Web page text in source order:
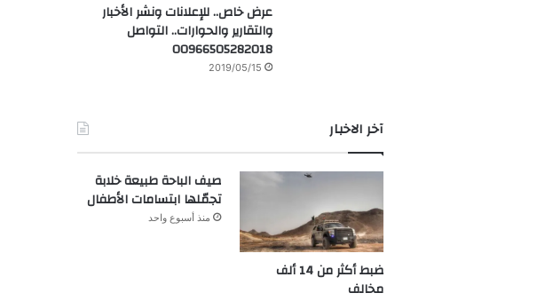
عرض خاص.. للإعلانات ونشر الأخبار
والتقارير والحوارات.. التواصل
00966505282018
2019/05/15
آخر الاخبار
ضبط أكثر من 14 ألف
مخالف
صيف الباحة طبيعة خلابة
تجمّلها ابتسامات الأطفال
منذ أسبوع واحد